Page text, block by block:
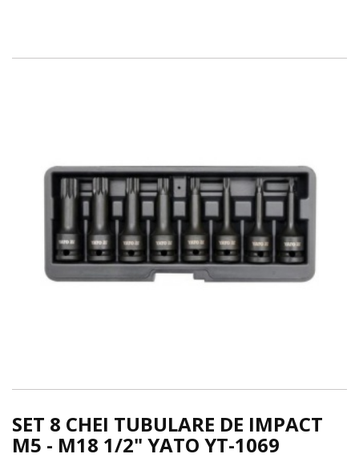
SET 8 CHEI TUBULARE DE IMPACT
M5 - M18 1/2" YATO YT-1069